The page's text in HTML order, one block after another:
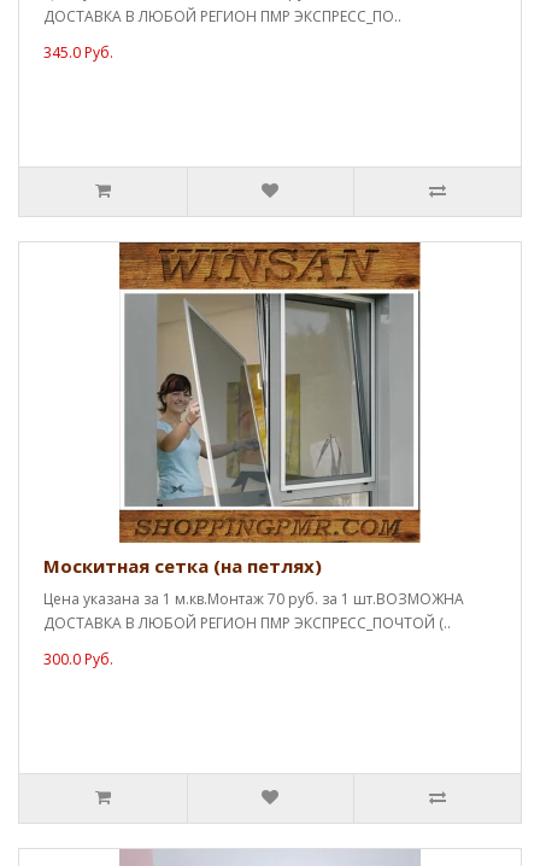
ДОСТАВКА В ЛЮБОЙ РЕГИОН ПМР ЭКСПРЕСС_ПО..
345.0 Руб.
Москитная сетка (на петлях)
Цена указана за 1 м.кв.Монтаж 70 руб. за 1 шт.ВОЗМОЖНА
ДОСТАВКА В ЛЮБОЙ РЕГИОН ПМР ЭКСПРЕСС_ПОЧТОЙ (..
300.0 Руб.